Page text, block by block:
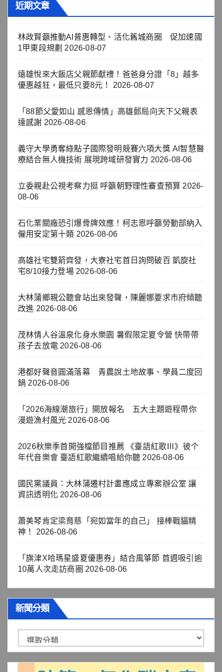
近期文章
林政賢籲推動AI普惠轉型、活化舊城商圈 促加速國
1甲東段規劃 2026-08-07
遠雄悅來大飯店父親節獻禮！爸爸身分證「8」越多
優惠越狂，最低只要8元！
2026-08-07
「88節父愛如山 感恩傳情」高雄郵局向天下父親表
達感謝 2026-08-06
義守大學勇奪綠點子國際發明競賽六項大獎 AI智慧醫
療結合無人機技術 展現跨域研發實力 2026-08-06
立委親赴公視考察力挺 呼籲朝野理性審查預算 2026-
08-06
石化業關廠恐引爆骨牌效應！柯志恩呼籲勞動部納入
僱用安定第十類 2026-08-06
高雄社宅雙箭齊發，大寮社宅首日詢問破百 凱旋社
宅8/10接力登場 2026-08-06
大林蒲鄉親公聽會站出來發聲，陳麗娜要求市府傾聽
改進 2026-08-06
茂林情人谷溫泉化身水樂園 暑假限定夏令營 快帶帶
孩子去放電 2026-08-06
港都好聲音圓滿落幕 青農說土地故事、學員二度回
鍋 2026-08-06
「2026海線潮旅行」開放報名 五大主題遊程帶你
漫遊漁村風光 2026-08-06
2026秋樂季首開強檔節目推薦 《臺語紅歌Ⅲ》彼个
年代音樂會 臺語紅歌繼續唱給你聽 2026-08-06
國民黨議員：大林蒲遷村計畫應成立專案辦公室 讓
資訊透明化 2026-08-06
蕭美琴肯定梁育慈「宛如當年的自己」 接棒戰貓精
神！
2026-08-06
「旗津X哈瑪星盛夏優惠券」結合風箏節 首週吸引逾
10萬人次走訪商圈 2026-08-06
新聞分類
聞